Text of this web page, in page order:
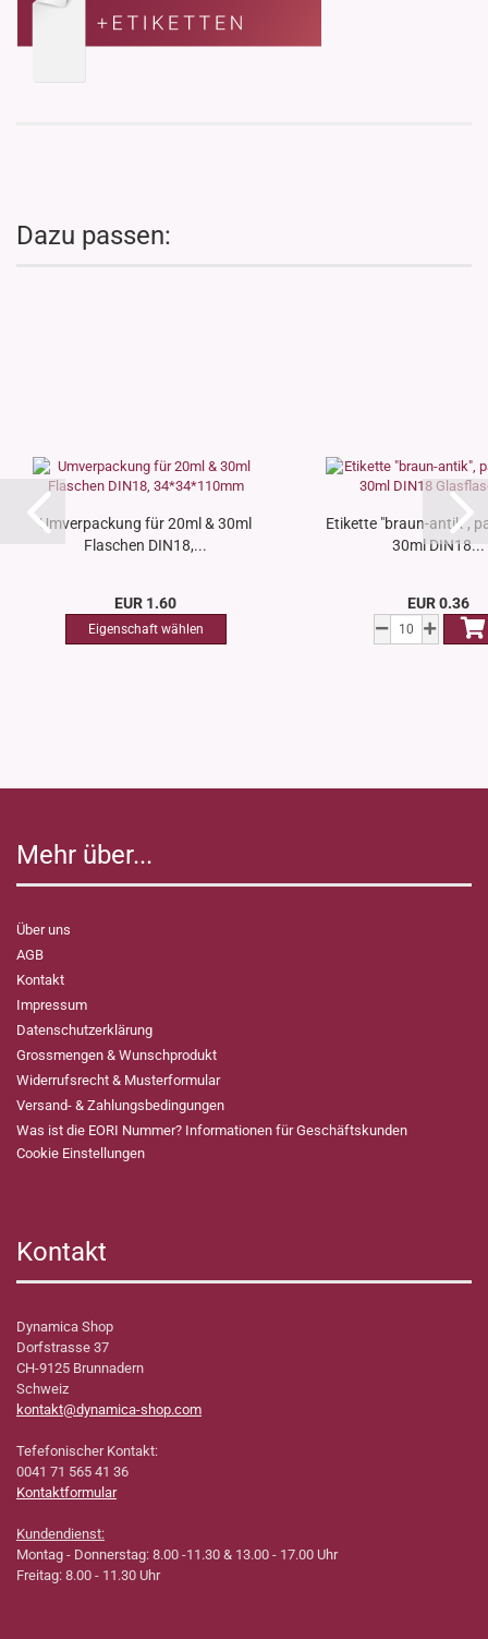
Dazu passen:
Umverpackung für 20ml & 30ml
Flaschen DIN18,...
EUR 1.60
Etikette "braun-antik",
30ml DIN18...
EUR 0.36
Mehr über...
Über uns
AGB
Kontakt
Impressum
Datenschutzerklärung
Grossmengen & Wunschprodukt
Widerrufsrecht & Musterformular
Versand- & Zahlungsbedingungen
Was ist die EORI Nummer? Informationen für Geschäftskunden
Cookie Einstellungen
Kontakt
Dynamica Shop
Dorfstrasse 37
CH-9125 Brunnadern
Schweiz
kontakt@dynamica-shop.com
Tefefonischer Kontakt:
0041 71 565 41 36
Kontaktformular
Kundendienst:
Montag - Donnerstag: 8.00 -11.30 & 13.00 - 17.00 Uhr
Freitag: 8.00 - 11.30 Uhr